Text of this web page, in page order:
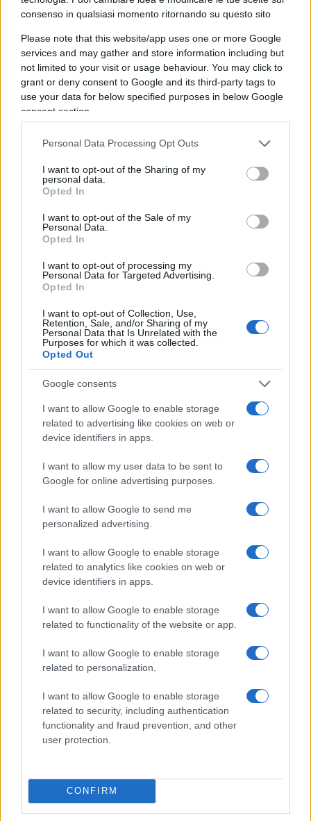
consenso in qualsiasi momento ritornando su questo sito
Please note that this website/app uses one or more Google
services and may gather and store information including but
not limited to your visit or usage behaviour. You may click to
grant or deny consent to Google and its third-party tags to
use your data for below specified purposes in below Google
consent section.
Personal Data Processing Opt Outs
I want to opt-out of the Sharing of my
personal data.
Opted In
I want to opt-out of the Sale of my
Personal Data.
Opted In
I want to opt-out of processing my
Personal Data for Targeted Advertising.
Opted In
I want to opt-out of Collection, Use,
Retention, Sale, and/or Sharing of my
Personal Data that Is Unrelated with the
Purposes for which it was collected.
Opted Out
Google consents
I want to allow Google to enable storage
related to advertising like cookies on web or
device identifiers in apps.
I want to allow my user data to be sent to
Google for online advertising purposes.
I want to allow Google to send me
personalized advertising.
I want to allow Google to enable storage
related to analytics like cookies on web or
device identifiers in apps.
I want to allow Google to enable storage
related to functionality of the website or app.
I want to allow Google to enable storage
related to personalization.
I want to allow Google to enable storage
related to security, including authentication
functionality and fraud prevention, and other
user protection.
CONFIRM
ghiotta per condurre la battaglia esasperante del
momento: quella contro il Nemico assoluto, il
Genio del Male, il No vax a cui i Sovranisti e
Salvini strizzano l’occhio. Perché insensatezza? E
presto detto:salvare una vita umanaè un atto
di generosità e, nello stesso tempo, un dovere
morale. Chi lo compie non fa troppi ragionamenti,
come forse non li ha fatti il protagonista di questo
episodio: non sta a pensare se il salvato sia nero
o bianco, etero o gay, uomo o donna, uno stinco
di santo o un farabutto. La nostra cultura ci dice
che ogni vita è degna di essere a prescindere e in
ugual modo. Chi compie questo atto morale,
utilitaristici, generalmente non se vanta e né va
dai cronisti a vendersi la notizia. La quale, per
costoro, non esisterebbe nemmeno se non ci
fosse l’elemento che, appunto, “fa notizia”, quello
che allude, fra le righe e ipocritamente, al fatto
cheil no vax dopo tutto è un uomo di serie b,
un “subumano”(formula vaga quella di no vax,
fra l’altro, che occulta le differenze specifiche: chi
scrive, per esempio, essendo allergico a molti
farmaci, è stato molto perplesso prima di mettersi
in lizza per il vaccino).
Pagina
Precedente
PAGINA
Vignetta del 04/08/2026
Vai all'archivio delle vignette